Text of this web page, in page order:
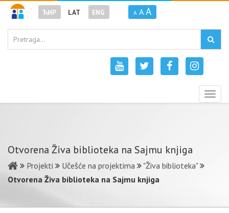
ЋИР LAT ENG A A A
Otvorena Živa biblioteka na Sajmu knjiga
Projekti Učešće na projektima
"Živa biblioteka"
Otvorena Živa biblioteka na Sajmu knjiga